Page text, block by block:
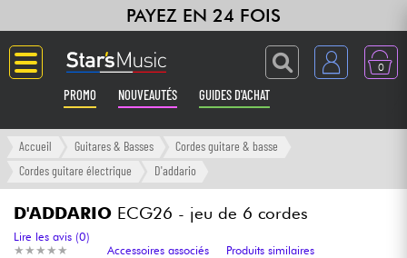
PAYEZ EN 24 FOIS
0
PROMO NOUVEAUTÉS GUIDES D'ACHAT
Langue
Amplis & Effets
Accueil Guitares & Basses
Cordes guitare & basse
Cordes guitare électrique
D'addario
D'ADDARIO ECG26 - jeu de 6 cordes
★ ★ ★ ★ ★
★ ★ ★ ★ ★
Lire les avis (0)
Accessoires associés
Produits similaires